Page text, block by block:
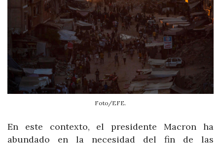
Foto/EFE.
En este contexto, el presidente Macron ha
abundado en la necesidad del fin de las